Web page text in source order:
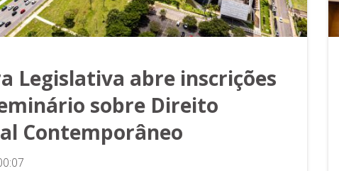
Legislativa abre inscrições
sobre Direito
Contemporâneo